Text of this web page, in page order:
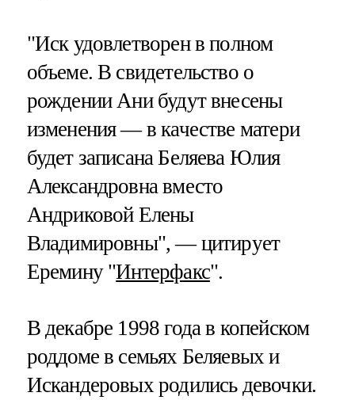
"Иск удовлетворен в полном
объеме. В свидетельство о
рождении Ани будут внесены
изменения — в качестве матери
будет записана Беляева Юлия
Александровна вместо
Андриковой Елены
Владимировны", — цитирует
Еремину "Интерфакс".
В декабре 1998 года в копейском
роддоме в семьях Беляевых и
Искандеровых родились девочки.